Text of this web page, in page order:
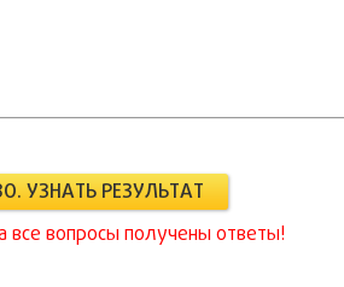
УЗНАТЬ РЕЗУЛЬТАТ
все вопросы получены ответы!